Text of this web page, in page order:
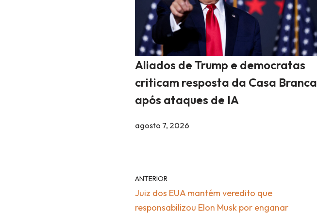
Aliados de Trump e democratas
criticam resposta da Casa Branca
após ataques de IA
agosto 7, 2026
ANTERIOR
Juiz dos EUA mantém veredito que
responsabilizou Elon Musk por enganar